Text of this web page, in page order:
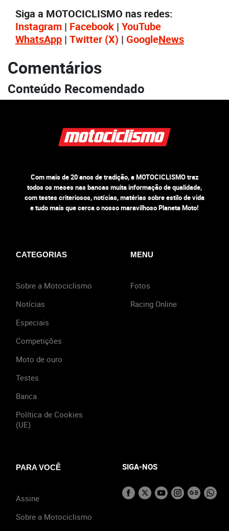
Siga a MOTOCICLISMO nas redes:
Instagram | Facebook | YouTube
WhatsApp | Twitter (X) | GoogleNews
Comentários
Conteúdo Recomendado
Com mais de 20 anos de tradição, a MOTOCICLISMO traz
todos os meses nas bancas muita informação de qualidade,
com testes criteriosos, notícias, matérias sobre estilo de vida
e tudo mais que cerca o nosso maravilhoso Planeta Moto!
CATEGORIAS
Sobre a Motociclismo
Notícias
Especiais
Competições
Moto de ouro
Testes
Banca
Política de Cookies
(UE)
MENU
Fotos
Racing Online
PARA VOCÊ
Assine
Sobre a Motociclismo
SIGA-NOS